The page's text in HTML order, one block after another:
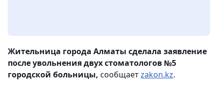
Жительница города Алматы сделала заявление
после увольнения двух стоматологов №5
городской больницы, сообщаетzakon.kz.